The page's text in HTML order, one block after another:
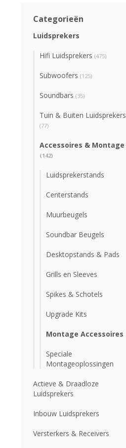
Categorieën
Luidsprekers
Hifi Luidsprekers (475)
Subwoofers (125)
Soundbars (35)
Tuin & Buiten Luidsprekers
(77)
Accessoires & Montage
(142)
Luidsprekerstands
Centerstands
Muurbeugels
Soundbar Beugels
Desktopstands & Pads
Grills en Sleeves
Spikes & Schotels
Upgrade Kits
Montage Accessoires
Speciale
Montageoplossingen
Actieve & Draadloze
Luidsprekers
Inbouw Luidsprekers
Versterkers & Receivers